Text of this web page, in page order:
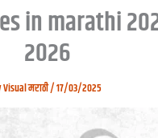
in marathi
२०२६
Visual मराठी/17/03/2025